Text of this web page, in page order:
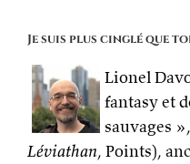
Je suis plus cinglé que
Lionel
fantasy et
sauvages
Léviathan, Points),